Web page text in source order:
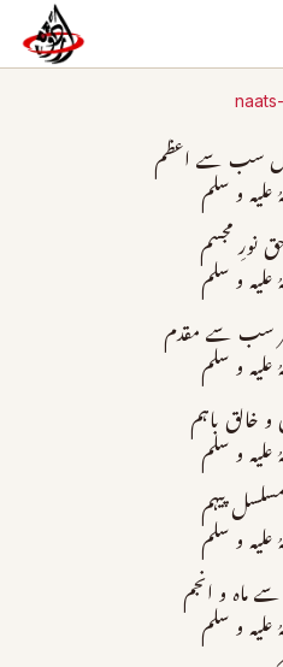
سب سے اعظم
و سلم
نورِ مجسم
و سلم
سب سے مقدم
و سلم
خالق باہم
و سلم
مسلسل پیہم
و سلم
ماہ و انجم
و سلم